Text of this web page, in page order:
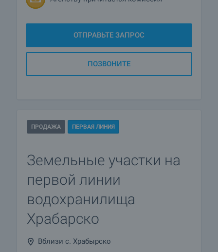
ОТПРАВЬТЕ ЗАПРОС
ПОЗВОНИТЕ
ПРОДАЖА ПЕРВАЯ ЛИНИЯ
Земельные участки на
первой линии
водохранилища
Храбарско
Вблизи с. Храбырско